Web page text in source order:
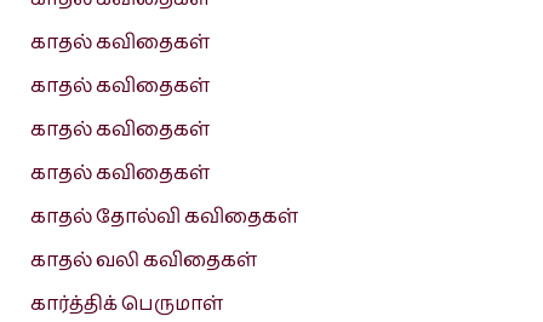
காதல் கவிதைகள்
காதல் கவிதைகள்
காதல் கவிதைகள்
காதல் கவிதைகள்
காதல் தோல்வி கவிதைகள்
காதல் வலி கவிதைகள்
கார்த்திக் பெருமாள்